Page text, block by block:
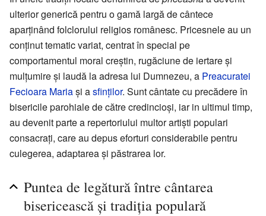
ulterior generică pentru o gamă largă de cântece
aparţinând folclorului religios românesc. Pricesnele au un
conţinut tematic variat, centrat în special pe
comportamentul moral creştin, rugăciune de iertare şi
mulţumire şi laudă la adresa lui Dumnezeu, a Preacuratei
Fecioara Mariaşi asfinţilor. Sunt cântate cu precădere în
bisericile parohiale de către credincioşi, iar in ultimul timp,
au devenit parte a repertoriului multor artişti populari
consacraţi, care au depus eforturi considerabile pentru
culegerea, adaptarea şi păstrarea lor.
Puntea de legătură între cântarea
bisericească şi tradiţia populară